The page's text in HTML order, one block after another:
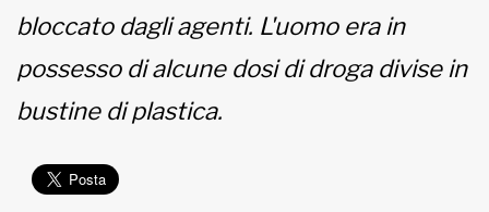
bloccato dagli agenti. L'uomo era in
possesso di alcune dosi di droga divise in
bustine di plastica.